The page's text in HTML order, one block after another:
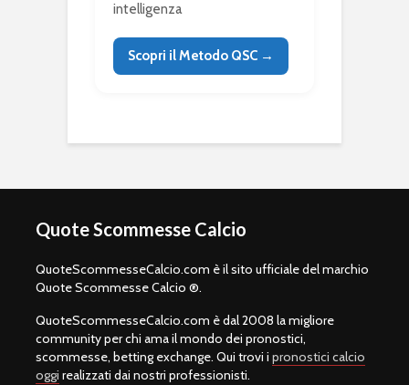
intelligenza
Scopri il Metodo QSC →
Quote Scommesse Calcio
QuoteScommesseCalcio.com è il sito ufficiale del marchio
Quote Scommesse Calcio ®.
QuoteScommesseCalcio.com è dal 2008 la migliore
community per chi ama il mondo dei pronostici,
scommesse, betting exchange. Qui trovi i pronostici calcio
oggi realizzati dai nostri professionisti.